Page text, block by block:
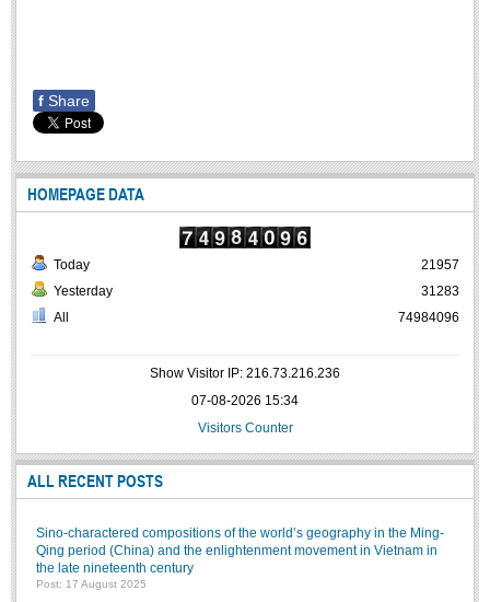
STUDENT ACTIVITIES
Literature Club
Calligraphy Club
f Share
HOMEPAGE DATA
Today
Yesterday
All
21957
31283
74984096
Show Visitor IP: 216.73.216.236
07-08-2026 15:34
Visitors Counter
ALL RECENT POSTS
Sino-charactered compositions of the world’s geography in the Ming-
Qing period (China) and the enlightenment movement in Vietnam in
the late nineteenth century
Post: 17 August 2025